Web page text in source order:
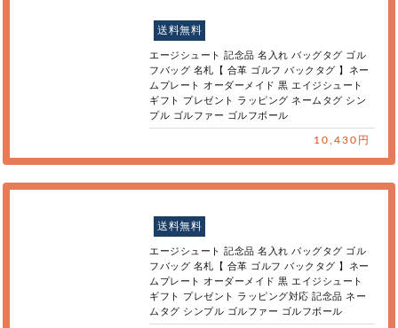
送料無料
エージシュート 記念品 名入れ バッグタグ ゴル
フバッグ 名札【 合革 ゴルフ バックタグ 】ネー
ムプレート オーダーメイド 黒 エイジシュート
ギフト プレゼント ラッピング ネームタグ シン
プル ゴルファー ゴルフボール
10,430円
送料無料
エージシュート 記念品 名入れ バッグタグ ゴル
フバッグ 名札【 合革 ゴルフ バックタグ 】ネー
ムプレート オーダーメイド 黒 エイジシュート
ギフト プレゼント ラッピング対応 記念品 ネー
ムタグ シンプル ゴルファー ゴルフボール